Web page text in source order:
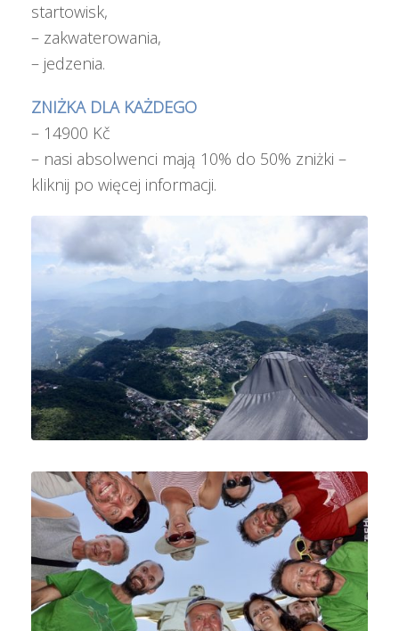
startowisk,
– zakwaterowania,
– jedzenia.
ZNIŻKA DLA KAŻDEGO
– 14900 Kč
– nasi absolwenci mają 10% do 50% zniżki –
kliknij po więcej informacji.